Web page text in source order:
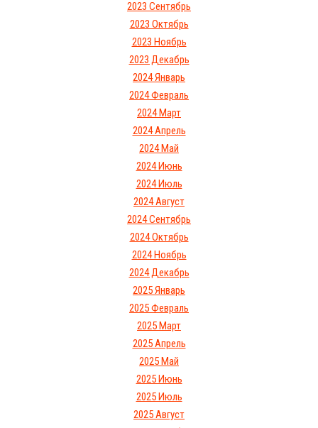
2023 Сентябрь
2023 Октябрь
2023 Ноябрь
2023 Декабрь
2024 Январь
2024 Февраль
2024 Март
2024 Апрель
2024 Май
2024 Июнь
2024 Июль
2024 Август
2024 Сентябрь
2024 Октябрь
2024 Ноябрь
2024 Декабрь
2025 Январь
2025 Февраль
2025 Март
2025 Апрель
2025 Май
2025 Июнь
2025 Июль
2025 Август